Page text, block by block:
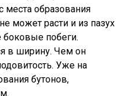
места образования
может расти и из пазух
боковые побеги.
в ширину. Чем он
Уже на
бутонов,